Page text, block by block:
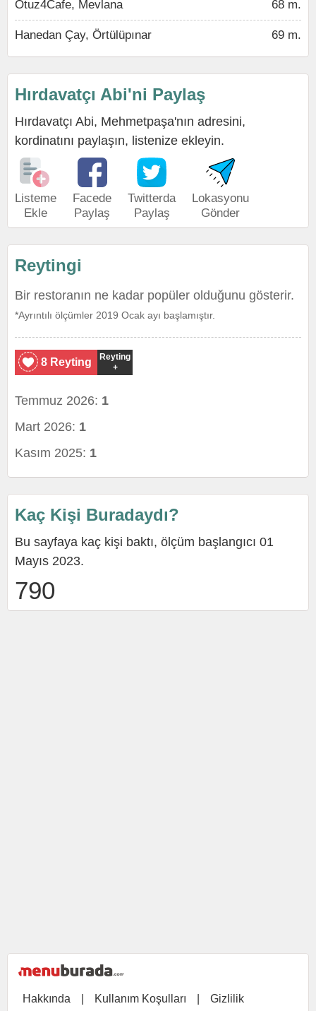
Otuz4Cafe, Mevlana 68 m.
Hanedan Çay, Örtülüpınar 69 m.
Hırdavatçı Abi'ni Paylaş
Hırdavatçı Abi, Mehmetpaşa'nın adresini,
kordinatını paylaşın, listenize ekleyin.
Listeme
Ekle
Facede
Paylaş
Twitterda
Paylaş
Lokasyonu
Gönder
Reytingi
Bir restoranın ne kadar popüler olduğunu gösterir.
*Ayrıntılı ölçümler 2019 Ocak ayı başlamıştır.
8 Reyting
Reyting
+
Temmuz 2026: 1
Mart 2026: 1
Kasım 2025: 1
Kaç Kişi Buradaydı?
Bu sayfaya kaç kişi baktı, ölçüm başlangıcı 01
Mayıs 2023.
790
Hakkında Kullanım Koşulları Gizlilik